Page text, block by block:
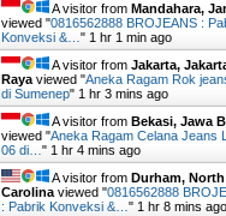
A visitor from Mandahara,
viewed "0816562888 BROJEANS :
Konveksi &… " 1 hr 1 min ago
A visitor from Jakarta,
Rayaviewed "Aneka Ragam Rok
di Sumenep" 1 hr 3 mins ago
A visitor from Bekasi, Jawa
viewed "Aneka Ragam Celana Jeans
06 di… " 1 hr 4 mins ago
A visitor from Durham, North
Carolinaviewed "0816562888
: Pabrik Konveksi &… " 1 hr 8 mins ago